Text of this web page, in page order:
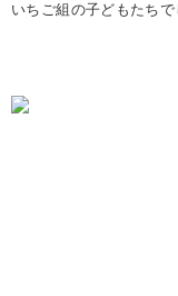
いちご組の子どもたちで